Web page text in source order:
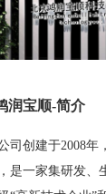
润宝顺-简介
司创建于2008年
是一家集研发、